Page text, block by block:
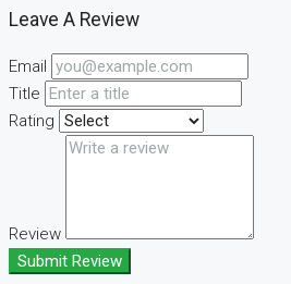
Leave A Review
Email
Title
Rating
Review
Submit Review